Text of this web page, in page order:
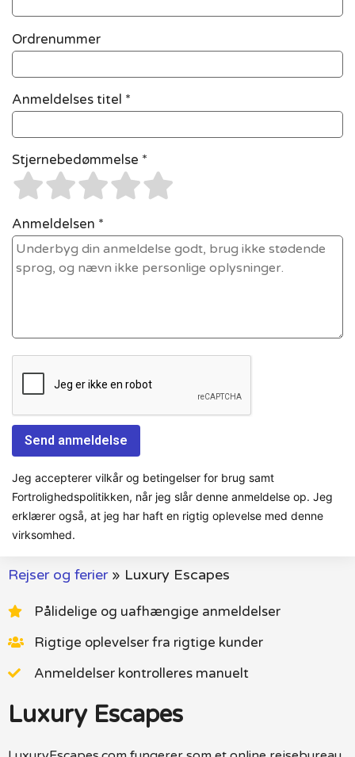
Ordrenummer
Anmeldelses titel *
Stjernebedømmelse *
Anmeldelsen *
Jeg accepterer vilkår og betingelser for brug samt
Fortrolighedspolitikken, når jeg slår denne anmeldelse op. Jeg
erklærer også, at jeg har haft en rigtig oplevelse med denne
virksomhed.
Rejser og ferier» Luxury Escapes
Pålidelige og uafhængige anmeldelser
Rigtige oplevelser fra rigtige kunder
Anmeldelser kontrolleres manuelt
Luxury Escapes